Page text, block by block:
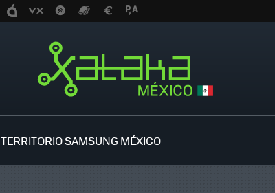
TERRITORIO SAMSUNG MÉXICO